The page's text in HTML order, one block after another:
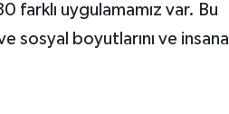
farklı uygulamamız var. Bu
sosyal boyutlarını ve insana